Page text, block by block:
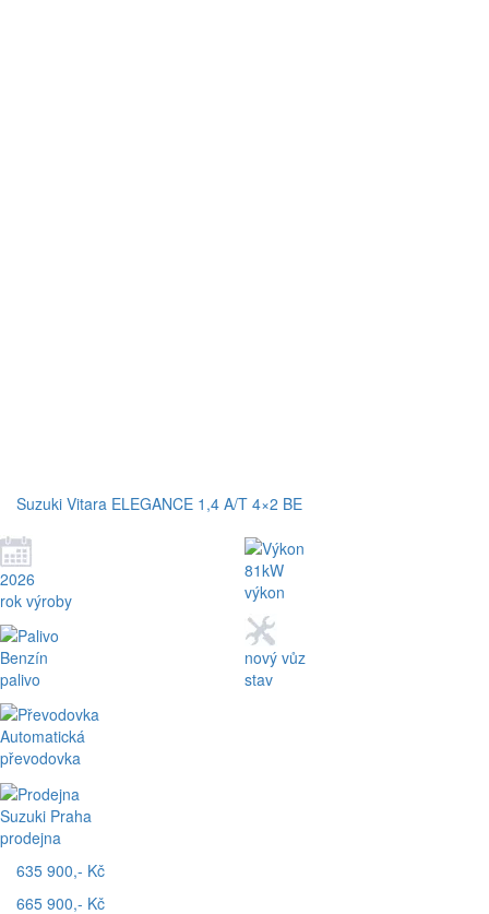
Suzuki Vitara ELEGANCE 1,4 A/T 4×2 BE
2026
rok výroby
Benzín
palivo
Automatická
převodovka
Suzuki Praha
prodejna
81kW
výkon
nový vůz
stav
635 900,- Kč
665 900,- Kč